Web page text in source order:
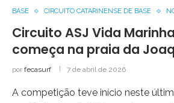
BASE CIRCUITO CATARINENSE DE BASE
Circuito ASJ Vida
começa na praia da
por fecasurf 7 de abril de 2026
A competição teve início neste